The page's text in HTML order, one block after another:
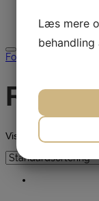
Søg efter:
Forside
Viser alle 8 resultater
Læs mere